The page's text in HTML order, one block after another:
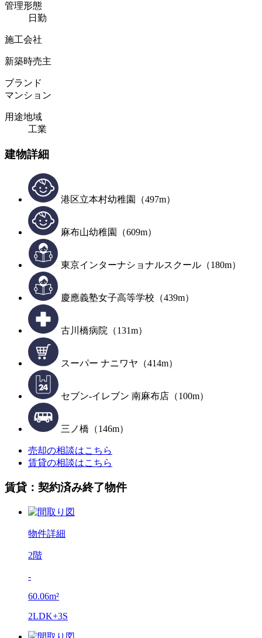
管理形態
日勤
施工会社
新築時売主
ブランド
マンション
用途地域
工業
建物詳細
港区立本村幼稚園（497m）
麻布山幼稚園（609m）
東京インターナショナルスクール（180m）
慶應義塾女子高等学校（439m）
古川橋病院（131m）
スーパー ナニワヤ（414m）
セブン-イレブン 南麻布店（100m）
三ノ橋（146m）
売却の相談はこちら
賃貸の相談はこちら
賃貸：契約済み終了物件
物件詳細
2階
-
60.06m²
2LDK+3S